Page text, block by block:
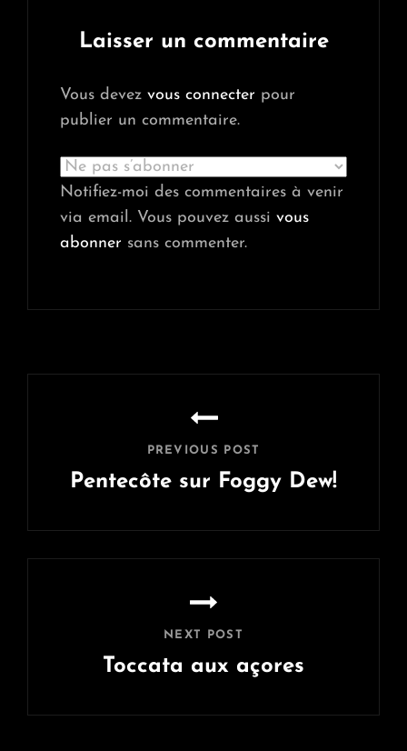
Laisser un commentaire
Vous devez vous connecter pour
publier un commentaire.
Notifiez-moi des commentaires à venir
via email. Vous pouvez aussi vous
abonner sans commenter.
PREVIOUS POST
Pentecôte sur Foggy Dew!
Post
NEXT POST
Toccata aux açores
Post